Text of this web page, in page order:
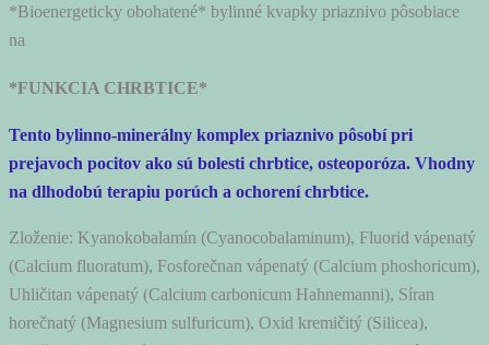
*Bioenergeticky obohatené* bylinné kvapky priaznivo pôsobiace
na
*FUNKCIA CHRBTICE*
Tento bylinno-minerálny komplex priaznivo pôsobí pri
prejavoch pocitov ako sú bolesti chrbtice, osteoporóza. Vhodny
na dlhodobú terapiu porúch a ochorení chrbtice.
Zloženie: Kyanokobalamín (Cyanocobalaminum), Fluorid vápenatý
(Calcium fluoratum), Fosforečnan vápenatý (Calcium phoshoricum),
Uhličitan vápenatý (Calcium carbonicum Hahnemanni), Síran
horečnatý (Magnesium sulfuricum), Oxid kremičitý (Silicea),